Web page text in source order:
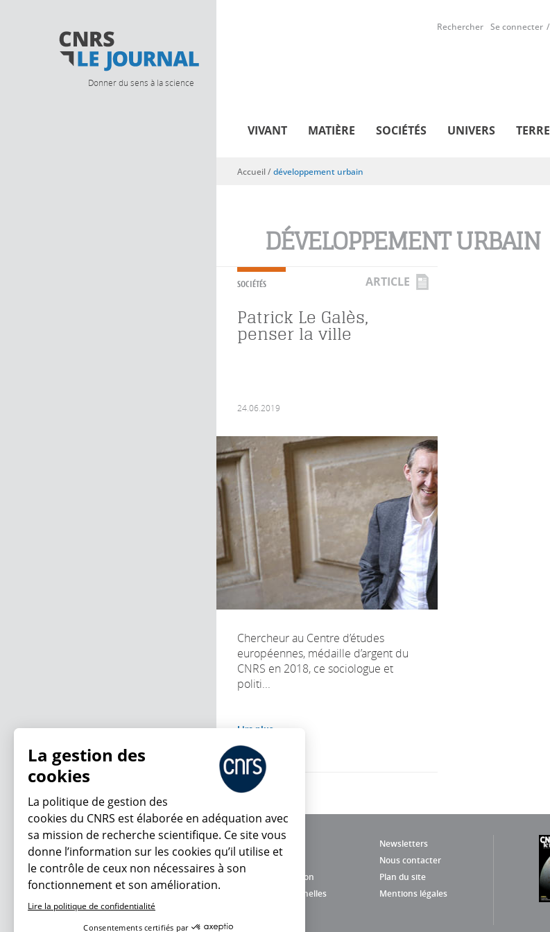
Donner du sens à la science
Rechercher Se connecter
VIVANT MATIÈRE SOCIÉTÉS UNIVERS TERRE
Vous êtes ici
Accueil/développement urbain
DÉVELOPPEMENT URBAIN
SOCIÉTÉS ARTICLE
Patrick Le Galès,
penser la ville
24.06.2019
Chercheur au Centre d’études
européennes, médaille d’argent du
CNRS en 2018, ce sociologue et
politi...
Lire plus
Newsletters
Nous contacter
Charte d'utilisation
Plan du site
Données personnelles
Mentions légales
En ce moment
La gestion des
cookies
La politique de gestion des
cookies du CNRS est élaborée en adéquation avec
sa mission de recherche scientifique. Ce site vous
donne l’information sur les cookies qu’il utilise et
le contrôle de ceux non nécessaires à son
fonctionnement et son amélioration.
Lire la politique de confidentialité
Consentements certifiés par